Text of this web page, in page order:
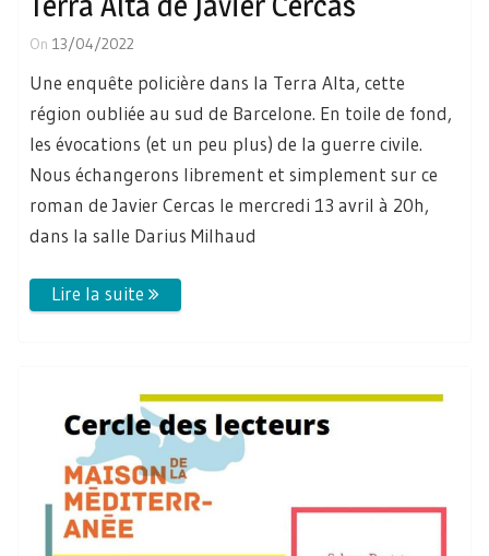
On 13/04/2022
Une enquête policière dans la Terra Alta, cette
région oubliée au sud de Barcelone. En toile de fond,
les évocations (et un peu plus) de la guerre civile.
Nous échangerons librement et simplement sur ce
roman de Javier Cercas le mercredi 13 avril à 20h,
dans la salle Darius Milhaud